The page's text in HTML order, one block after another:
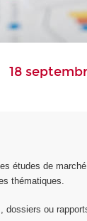
18
études de
thématiques.
ou